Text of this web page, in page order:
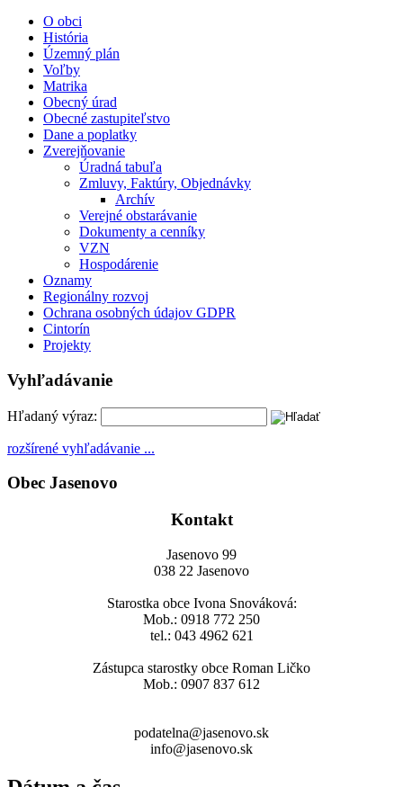
O obci
História
Územný plán
Voľby
Matrika
Obecný úrad
Obecné zastupiteľstvo
Dane a poplatky
Zverejňovanie
Úradná tabuľa
Zmluvy, Faktúry, Objednávky
Archív
Verejné obstarávanie
Dokumenty a cenníky
VZN
Hospodárenie
Oznamy
Regionálny rozvoj
Ochrana osobných údajov GDPR
Cintorín
Projekty
Vyhľadávanie
Hľadaný výraz:
rozšírené vyhľadávanie ...
Obec Jasenovo
Kontakt
Jasenovo 99
038 22 Jasenovo
Starostka obce Ivona Snováková:
Mob.: 0918 772 250
tel.: 043 4962 621
Zástupca starostky obce Roman Ličko
Mob.: 0907 837 612
podatelna@jasenovo.sk
info@jasenovo.sk